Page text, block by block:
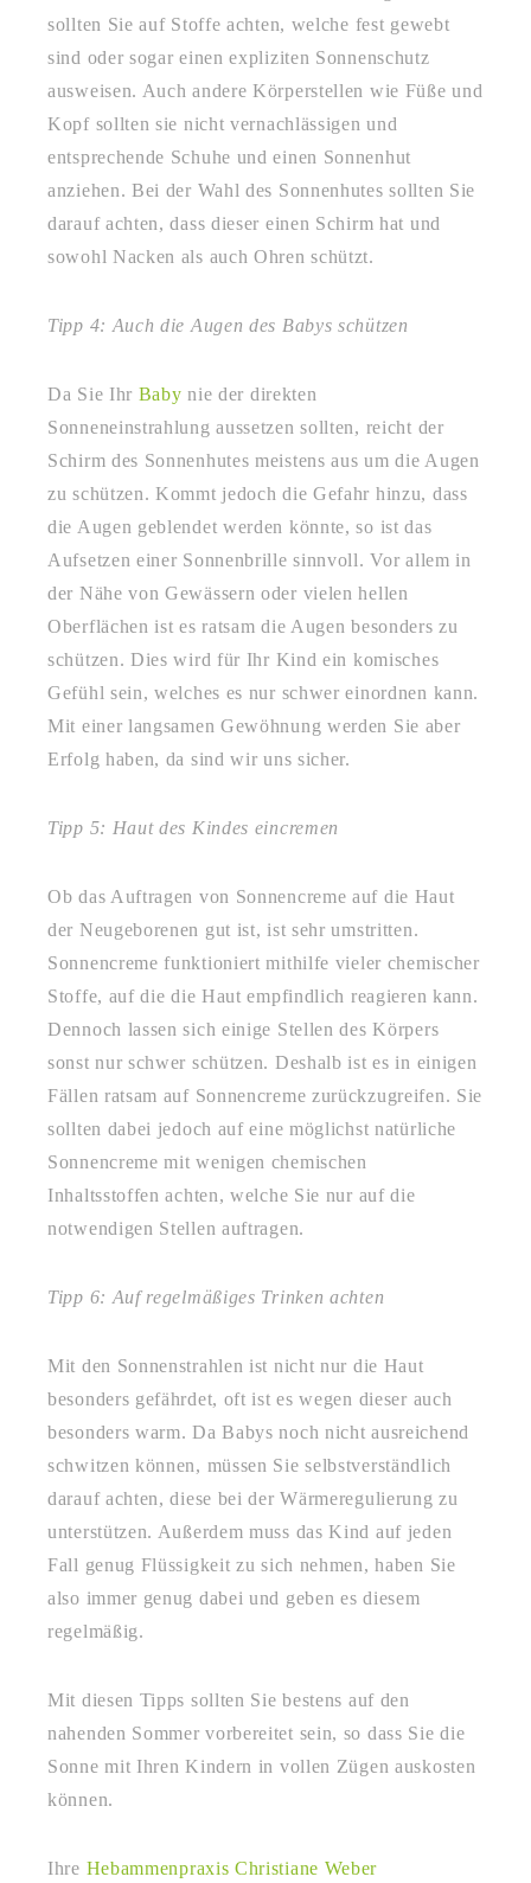
sollten Sie auf Stoffe achten, welche fest gewebt
sind oder sogar einen expliziten Sonnenschutz
ausweisen. Auch andere Körperstellen wie Füße und
Kopf sollten sie nicht vernachlässigen und
entsprechende Schuhe und einen Sonnenhut
anziehen. Bei der Wahl des Sonnenhutes sollten Sie
darauf achten, dass dieser einen Schirm hat und
sowohl Nacken als auch Ohren schützt.
Tipp 4: Auch die Augen des Babys schützen
Da Sie Ihr Baby nie der direkten
Sonneneinstrahlung aussetzen sollten, reicht der
Schirm des Sonnenhutes meistens aus um die Augen
zu schützen. Kommt jedoch die Gefahr hinzu, dass
die Augen geblendet werden könnte, so ist das
Aufsetzen einer Sonnenbrille sinnvoll. Vor allem in
der Nähe von Gewässern oder vielen hellen
Oberflächen ist es ratsam die Augen besonders zu
schützen. Dies wird für Ihr Kind ein komisches
Gefühl sein, welches es nur schwer einordnen kann.
Mit einer langsamen Gewöhnung werden Sie aber
Erfolg haben, da sind wir uns sicher.
Tipp 5: Haut des Kindes eincremen
Ob das Auftragen von Sonnencreme auf die Haut
der Neugeborenen gut ist, ist sehr umstritten.
Sonnencreme funktioniert mithilfe vieler chemischer
Stoffe, auf die die Haut empfindlich reagieren kann.
Dennoch lassen sich einige Stellen des Körpers
sonst nur schwer schützen. Deshalb ist es in einigen
Fällen ratsam auf Sonnencreme zurückzugreifen. Sie
sollten dabei jedoch auf eine möglichst natürliche
Sonnencreme mit wenigen chemischen
Inhaltsstoffen achten, welche Sie nur auf die
notwendigen Stellen auftragen.
Tipp 6: Auf regelmäßiges Trinken achten
Mit den Sonnenstrahlen ist nicht nur die Haut
besonders gefährdet, oft ist es wegen dieser auch
besonders warm. Da Babys noch nicht ausreichend
schwitzen können, müssen Sie selbstverständlich
darauf achten, diese bei der Wärmeregulierung zu
unterstützen. Außerdem muss das Kind auf jeden
Fall genug Flüssigkeit zu sich nehmen, haben Sie
also immer genug dabei und geben es diesem
regelmäßig.
Mit diesen Tipps sollten Sie bestens auf den
nahenden Sommer vorbereitet sein, so dass Sie die
Sonne mit Ihren Kindern in vollen Zügen auskosten
können.
Ihre Hebammenpraxis Christiane Weber